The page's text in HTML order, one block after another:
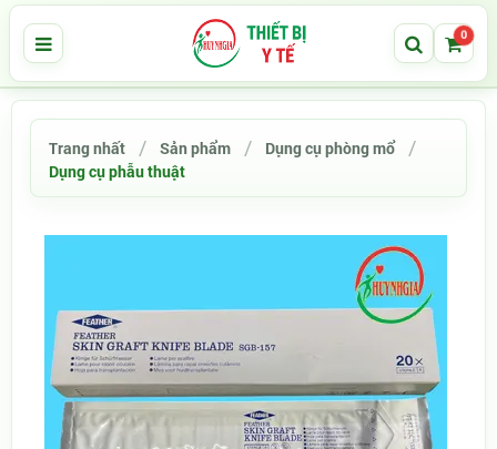
0
Trang nhất Sản phẩm
Dụng cụ phòng mổ
Dụng cụ phẫu thuật